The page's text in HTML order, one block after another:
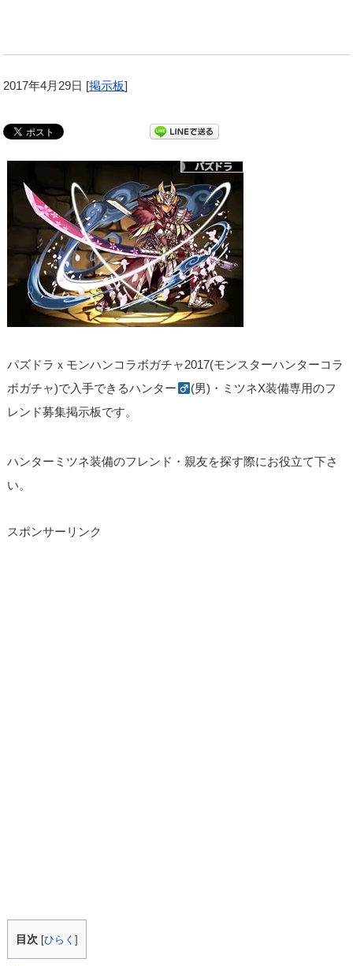
2017年4月29日 [掲示板]
パズドラｘモンハンコラボガチャ2017(モンスターハンターコラ
ボガチャ)で入手できるハンター
(男)・ミツネX装備専用のフ
レンド募集掲示板です。
ハンターミツネ装備のフレンド・親友を探す際にお役立て下さ
い。
スポンサーリンク
目次 [ひらく]